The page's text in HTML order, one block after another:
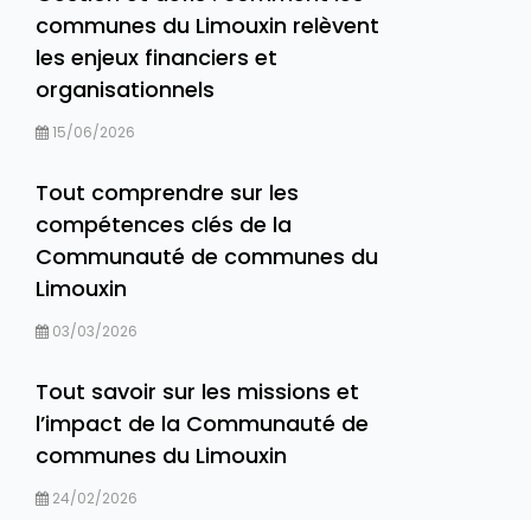
communes du Limouxin relèvent
les enjeux financiers et
organisationnels
15/06/2026
Tout comprendre sur les
compétences clés de la
Communauté de communes du
Limouxin
03/03/2026
Tout savoir sur les missions et
l’impact de la Communauté de
communes du Limouxin
24/02/2026